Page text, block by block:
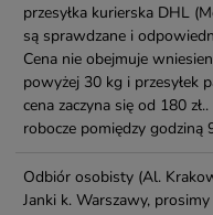
przesyłka kurierska DHL
są sprawdzane i
Cena nie obejmuje
powyżej 30 kg i przesyłek
cena zaczyna się od 180
robocze pomiędzy godziną
Odbiór osobisty (Al.
Janki k. Warszawy,